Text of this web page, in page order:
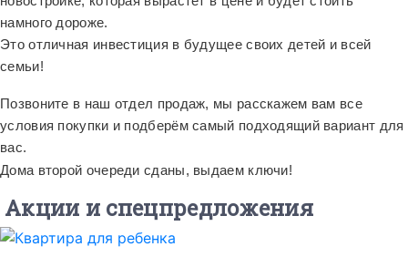
намного дороже.
Это отличная инвестиция в будущее своих детей и всей
семьи!
Позвоните в наш отдел продаж, мы расскажем вам все
условия покупки и подберём самый подходящий вариант для
вас.
Дома второй очереди сданы, выдаем ключи!
Акции и спецпредложения